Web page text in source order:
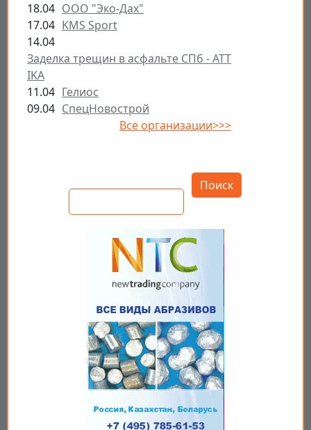
18.04 ООО "Эко-Дах"
17.04 KMS Sport
14.04
Заделка трещин в асфальте СПб - ATT
IKA
11.04 Гелиос
09.04 СпецНовострой
Все организации>>>